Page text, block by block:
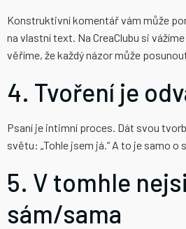
Konstruktivní komentář vám může
na vlastní text. Na CreaClubu si
věříme, že každý názor může
4. Tvoření je
Psaní je intimní proces. Dát svou
světu: „Tohle jsem já.“ A to je samo o
5. V tomhle nejsi
sám/sama